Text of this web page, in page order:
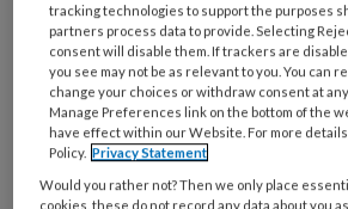
Wil je dit artikel
Maak gratis een account
artikelen gratis per
Al een account of
tracking technologies to support the purposes
partners process data to provide. Selecting
consent will disable them. If trackers are
you see may not be as relevant to you. You can
change your choices or withdraw consent at
Manage Preferences link on the bottom of the
have effect within our Website. For more
Policy. Privacy Statement
Would you rather not? Then we only place
cookies, these do not record any data about you